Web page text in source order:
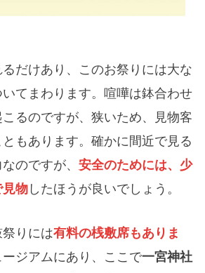
だけあり、このお祭りには大な
いてまわります。喧嘩は鉢合わせ
るのですが、狭いため、見物客
もあります。確かに間近で見る
のですが、安全のためには、少
見物 したほうが良いでしょう。
祭りには有料の桟敷席もありま
ジアムにあり、ここで一宮神社